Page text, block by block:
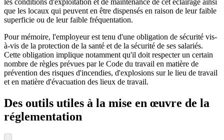
les conditions d'exploitation et de maintenance de cet éclairage ainsi
que les locaux qui peuvent en être dispensés en raison de leur faible
superficie ou de leur faible fréquentation.
Pour mémoire, l'employeur est tenu d'une obligation de sécurité vis-
à-vis de la protection de la santé et de la sécurité de ses salariés.
Cette obligation implique notamment qu'il doit respecter un certain
nombre de règles prévues par le Code du travail en matière de
prévention des risques d'incendies, d'explosions sur le lieu de travail
et en matière d'évacuation des lieux de travail.
Des outils utiles à la mise en œuvre de la
réglementation